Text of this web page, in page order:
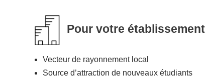
Pour votre
Vecteur de rayonnement local
Source d’attraction de nouveaux étudiants